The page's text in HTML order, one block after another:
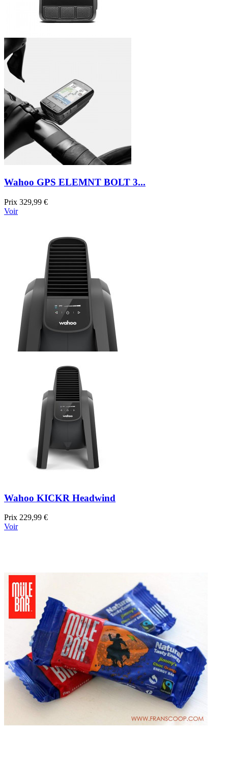
Wahoo GPS ELEMNT BOLT 3...
Prix 329,99 €
Voir
Wahoo KICKR Headwind
Prix 229,99 €
Voir